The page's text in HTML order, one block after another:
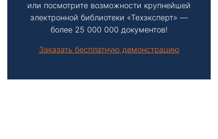
или посмотрите возможности крупнейшей
электронной библиотеки «Техэксперт» —
более 25 000 000 документов!
Заказать бесплатную демонстрацию